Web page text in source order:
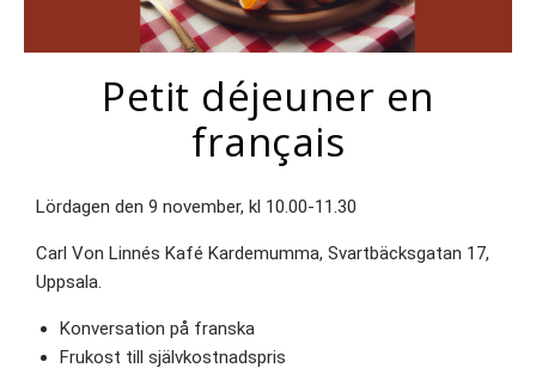
Petit déjeuner en
français
Lördagen den 9 november, kl 10.00-11.30
Carl Von Linnés Kafé Kardemumma, Svartbäcksgatan 17,
Uppsala.
Konversation på franska
Frukost till självkostnadspris